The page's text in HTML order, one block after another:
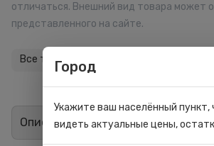
отличаться. Внешний вид товара может
представленного на сайте.
Все товары бренда
Описание Отзывы 0
Город
Укажите ваш населённый пункт,
видеть актуальные цены,